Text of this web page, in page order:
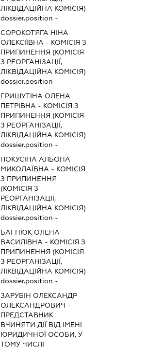
ЛІКВІДАЦІЙНА КОМІСІЯ)
dossier.position -
СОРОКОТЯГА НІНА
ОЛЕКСІЇВНА - КОМІСІЯ З
ПРИПИНЕННЯ (КОМІСІЯ
З РЕОРГАНІЗАЦІЇ,
ЛІКВІДАЦІЙНА КОМІСІЯ)
dossier.position -
ГРИШУТІНА ОЛЕНА
ПЕТРІВНА - КОМІСІЯ З
ПРИПИНЕННЯ (КОМІСІЯ
З РЕОРГАНІЗАЦІЇ,
ЛІКВІДАЦІЙНА КОМІСІЯ)
dossier.position -
ПОКУСІНА АЛЬОНА
МИКОЛАЇВНА - КОМІСІЯ
З ПРИПИНЕННЯ
(КОМІСІЯ З
РЕОРГАНІЗАЦІЇ,
ЛІКВІДАЦІЙНА КОМІСІЯ)
dossier.position -
БАГНЮК ОЛЕНА
ВАСИЛІВНА - КОМІСІЯ З
ПРИПИНЕННЯ (КОМІСІЯ
З РЕОРГАНІЗАЦІЇ,
ЛІКВІДАЦІЙНА КОМІСІЯ)
dossier.position -
ЗАРУБІН ОЛЕКСАНДР
ОЛЕКСАНДРОВИЧ -
ПРЕДСТАВНИК
ВЧИНЯТИ ДІЇ ВІД ІМЕНІ
ЮРИДИЧНОЇ ОСОБИ, У
ТОМУ ЧИСЛІ